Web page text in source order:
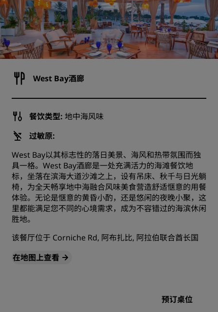
West Bay酒廊
餐饮类型: 地中海风味
过敏原:
West Bay以其标志性的落日美景、海风和热带氛围而独
具一格。West Bay酒廊是一处充满活力的海滩餐饮地
标，坐落在滨海大道沙滩之上，设有吊床、秋千与日光躺
椅，为全天畅享地中海融合风味美食营造舒适惬意的用餐
体验。无论是惬意的黄昏小酌，还是悠闲的夜晚小聚，这
里都能满足您不同的心境需求，成为不容错过的海滨休闲
胜地。
该餐厅位于 Corniche Rd, 阿布扎比, 阿拉伯联合酋长国
在地图上查看
预订桌位